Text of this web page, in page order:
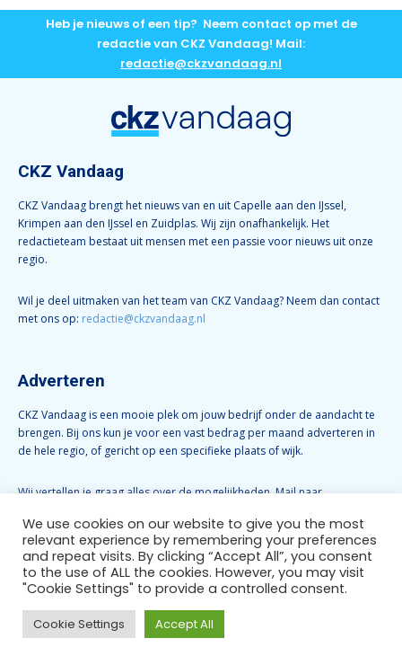
Heb je nieuws of een tip? Neem contact op met de
redactie van CKZ Vandaag! Mail:
redactie@ckzvandaag.nl
CKZ Vandaag
CKZ Vandaag brengt het nieuws van en uit Capelle aan den IJssel,
Krimpen aan den IJssel en Zuidplas. Wij zijn onafhankelijk. Het
redactieteam bestaat uit mensen met een passie voor nieuws uit onze
regio.
Wil je deel uitmaken van het team van CKZ Vandaag? Neem dan contact
met ons op: redactie@ckzvandaag.nl
Adverteren
CKZ Vandaag is een mooie plek om jouw bedrijf onder de aandacht te
brengen. Bij ons kun je voor een vast bedrag per maand adverteren in
de hele regio, of gericht op een specifieke plaats of wijk.
Wij vertellen je graag alles over de mogelijkheden. Mail naar
Volg CKZ Vandaag
We use cookies on our website to give you the most
relevant experience by remembering your preferences
and repeat visits. By clicking “Accept All”, you consent
to the use of ALL the cookies. However, you may visit
"Cookie Settings" to provide a controlled consent.
Cookie Settings Accept All